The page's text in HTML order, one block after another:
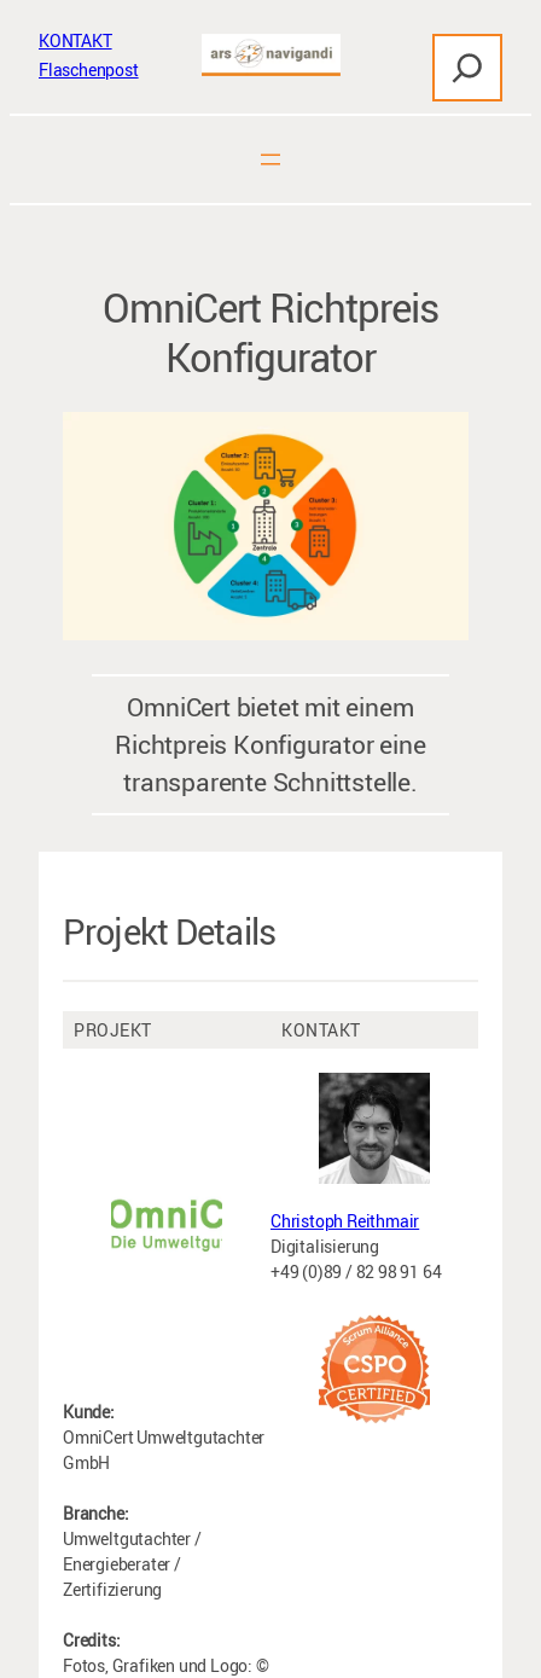
Zum
Inhalt
KONTAKT
Flaschenpost
c
OmniCert Richtpreis
Konfigurator
OmniCert bietet mit einem
Richtpreis Konfigurator eine
transparente Schnittstelle.
Projekt Details
PROJEKT
Kunde:
OmniCert Umweltgutachter
GmbH
Branche:
Umweltgutachter /
Energieberater /
Zertifizierung
Credits:
Fotos, Grafiken und Logo: ©
KONTAKT
Christoph Reithmair
Digitalisierung
+49 (0)89 / 82 98 91 64